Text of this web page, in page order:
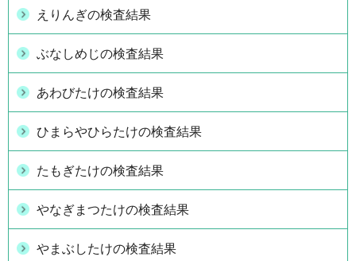
えりんぎの検査結果
ぶなしめじの検査結果
あわびたけの検査結果
ひまらやひらたけの検査結果
たもぎたけの検査結果
やなぎまつたけの検査結果
やまぶしたけの検査結果